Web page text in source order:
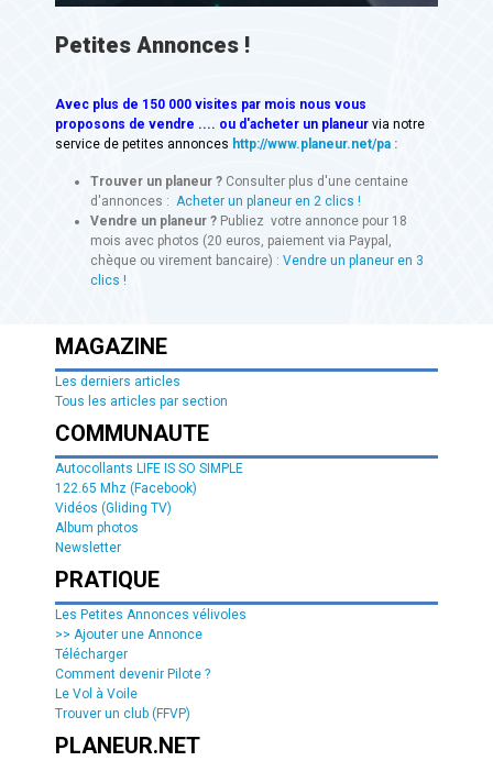
Petites Annonces !
Avec plus de 150 000 visites par mois nous vous
proposons de vendre .... ou d'acheter un planeur via notre
service de petites annonces http://www.planeur.net/pa :
Trouver un planeur ? Consulter plus d'une centaine
d'annonces : Acheter un planeur en 2 clics !
Vendre un planeur ? Publiez votre annonce pour 18
mois avec photos (20 euros, paiement via Paypal,
chèque ou virement bancaire) : Vendre un planeur en 3
clics !
MAGAZINE
Les derniers articles
Tous les articles par section
COMMUNAUTE
Autocollants LIFE IS SO SIMPLE
122.65 Mhz (Facebook)
Vidéos (Gliding TV)
Album photos
Newsletter
PRATIQUE
Les Petites Annonces vélivoles
>> Ajouter une Annonce
Télécharger
Comment devenir Pilote ?
Le Vol à Voile
Trouver un club (FFVP)
PLANEUR.NET